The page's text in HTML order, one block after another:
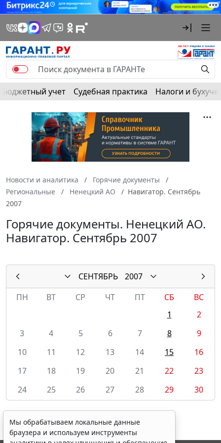
Бюджетный учет Судебная практика Налоги и
Новости и аналитика
Горячие документы
Региональные
Ненецкий АО
Навигатор. Сентябрь
2007
Горячие документы. Ненецкий АО.
Навигатор. Сентябрь 2007
СЕНТЯБРЬ
2007
ПН
ВТ СР ЧТ ПТ СБ
ВС
1
2
3
4 5 6 7 8
9
10
11 12 13 14 15
16
17
18 19 20 21 22
23
24
25 26 27 28 29 30
Мы обрабатываем локальные данные
браузера и используем инструменты